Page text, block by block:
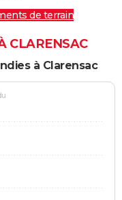
de terrain
CLARENSAC
à Clarensac